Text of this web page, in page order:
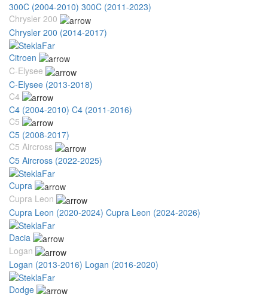
300C (2004-2010) 300C (2011-2023)
Chrysler 200
Chrysler 200 (2014-2017)
Citroen
C-Elysee
C-Elysee (2013-2018)
C4
C4 (2004-2010) C4 (2011-2016)
C5
C5 (2008-2017)
C5 Aircross
C5 Aircross (2022-2025)
Cupra
Cupra Leon
Cupra Leon (2020-2024) Cupra Leon (2024-2026)
Dacia
Logan
Logan (2013-2016) Logan (2016-2020)
Dodge